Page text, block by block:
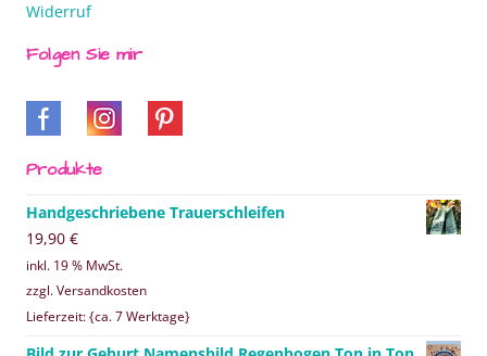
Widerruf
Folgen Sie mir
Produkte
Handgeschriebene Trauerschleifen
19,90 €
inkl. 19 % MwSt.
zzgl. Versandkosten
Lieferzeit: {ca. 7 Werktage}